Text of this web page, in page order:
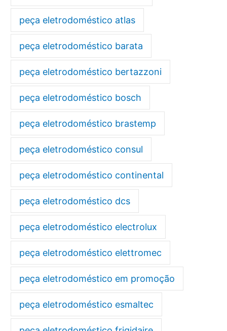
peça eletrodoméstico atlas
peça eletrodoméstico barata
peça eletrodoméstico bertazzoni
peça eletrodoméstico bosch
peça eletrodoméstico brastemp
peça eletrodoméstico consul
peça eletrodoméstico continental
peça eletrodoméstico dcs
peça eletrodoméstico electrolux
peça eletrodoméstico elettromec
peça eletrodoméstico em promoção
peça eletrodoméstico esmaltec